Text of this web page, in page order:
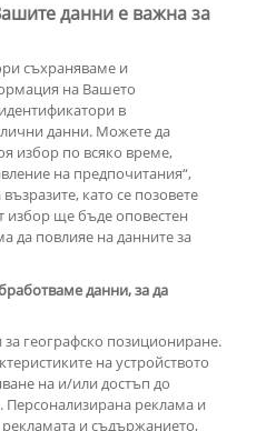
РЕКЛАМА
данни е важна за
съхраняваме и
на Вашето
в
данни. Можете да
избор по всяко време,
на предпочитания“,
като се позовете
избор ще бъде оповестен
да повлияе на данните за
данни, за да
географско позициониране.
на устройството
на и/или достъп до
реклама и
и съдържанието,